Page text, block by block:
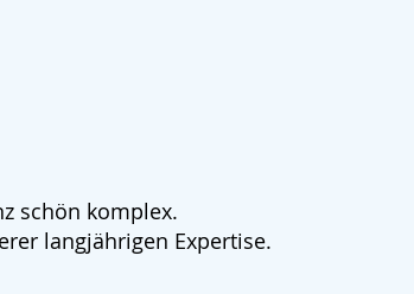
schön komplex.
langjährigen Expertise.